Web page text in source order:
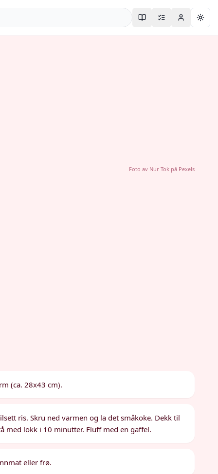
Foto av Nur Tokpå Pexels
(ca. 28x43 cm).
ris. Skru ned varmen og la det småkoke. Dekk til
med lokk i 10 minutter. Fluff med en gaffel.
eller frø.